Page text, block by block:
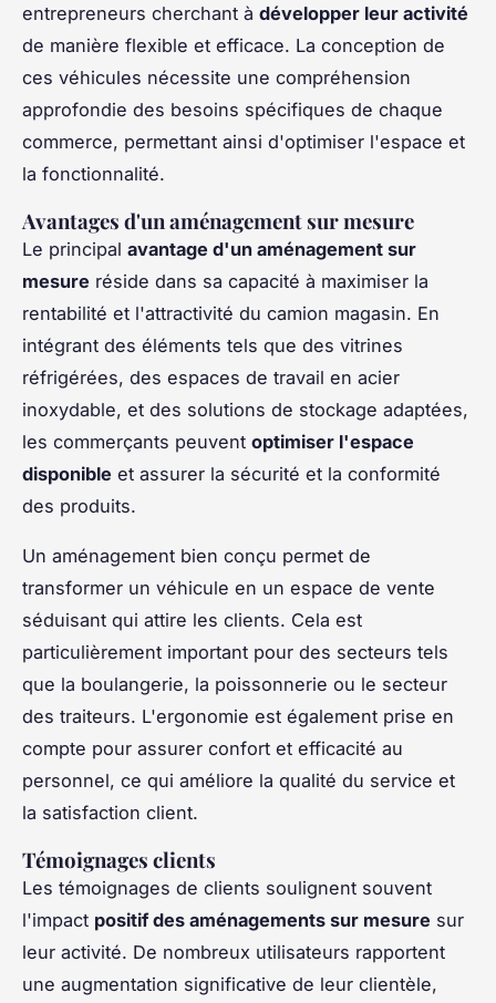
entrepreneurs cherchant à développer leur activité
de manière flexible et efficace. La conception de
ces véhicules nécessite une compréhension
approfondie des besoins spécifiques de chaque
commerce, permettant ainsi d'optimiser l'espace et
la fonctionnalité.
Avantages d'un aménagement sur mesure
Le principal avantage d'un aménagement sur
mesure réside dans sa capacité à maximiser la
rentabilité et l'attractivité du camion magasin. En
intégrant des éléments tels que des vitrines
réfrigérées, des espaces de travail en acier
inoxydable, et des solutions de stockage adaptées,
les commerçants peuvent optimiser l'espace
disponible et assurer la sécurité et la conformité
des produits.
Un aménagement bien conçu permet de
transformer un véhicule en un espace de vente
séduisant qui attire les clients. Cela est
particulièrement important pour des secteurs tels
que la boulangerie, la poissonnerie ou le secteur
des traiteurs. L'ergonomie est également prise en
compte pour assurer confort et efficacité au
personnel, ce qui améliore la qualité du service et
la satisfaction client.
Témoignages clients
Les témoignages de clients soulignent souvent
l'impact positif des aménagements sur mesure sur
leur activité. De nombreux utilisateurs rapportent
une augmentation significative de leur clientèle,